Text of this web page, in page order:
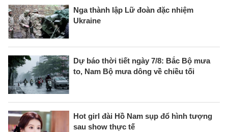
Nga thành lập Lữ đoàn đặc nhiệm
Ukraine
Dự báo thời tiết ngày 7/8: Bắc Bộ mưa
to, Nam Bộ mưa dông về chiều tối
Hot girl đài Hồ Nam sụp đổ hình tượng
sau show thực tế